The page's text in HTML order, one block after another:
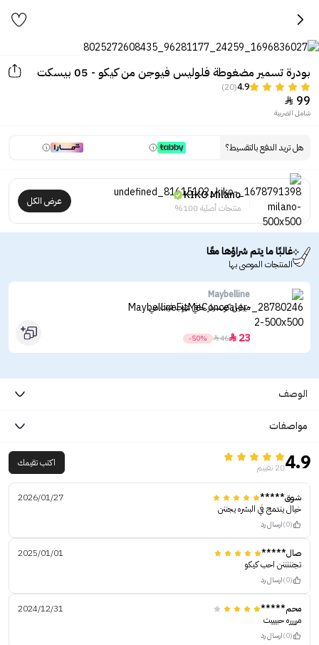
بودرة تسمير مضغوطة فلوليس فيوجن من كيكو - 05 بيسكت
4.9
(20)
99

شامل الضريبة
هل تريد الدفع بالتقسيط؟
KIKO Milano
منتجات أصلية 100%
عرض الكل
غالبًا ما يتم شراؤها معًا
المنتجات الموصى بها
Maybelline
ميبلين كونسيلر خافي عيوب فيت مي
23

46

-50%
الوصف
مواصفات
4.920 تقييم اكتب تقيمك
شوق*****
2026/01/27
خيال يندمج في البشره يجننن
(0) ارسال رد
صال*****
2025/01/01
تجنننننن احب كيكو
(0) ارسال رد
محم*****
2024/12/31
مرررره حبيييت
(0) ارسال رد